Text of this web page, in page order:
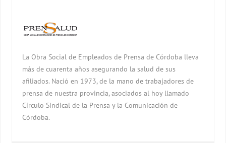
La Obra Social de Empleados de Prensa de Córdoba lleva
más de cuarenta años asegurando la salud de sus
afiliados. Nació en 1973, de la mano de trabajadores de
prensa de nuestra provincia, asociados al hoy llamado
Círculo Sindical de la Prensa y la Comunicación de
Córdoba.